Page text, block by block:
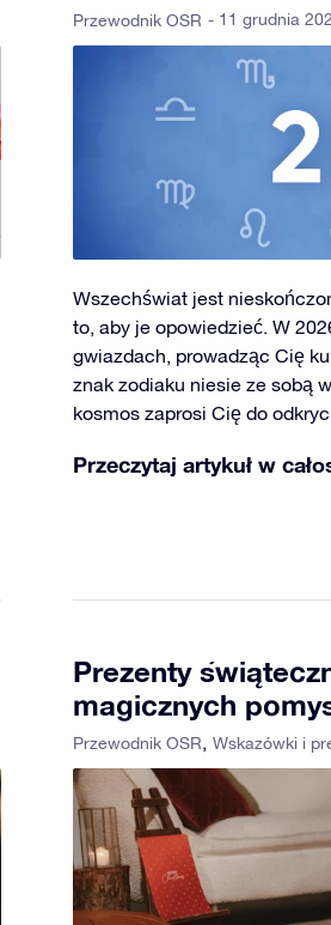
Przewodnik OSR - 11 grudnia
Wszechświat jest
to, aby je opowiedzieć. W
gwiazdach, prowadząc Cię
znak zodiaku niesie ze sobą
kosmos zaprosi Cię do
Przeczytaj artykuł w
Prezenty
magicznych
Przewodnik OSR Wskazówki i